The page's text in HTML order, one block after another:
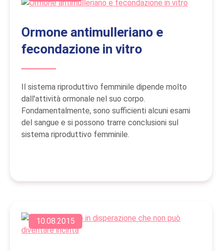
Ormone antimulleriano e
fecondazione in vitro
Il sistema riproduttivo femminile dipende molto
dall'attività ormonale nel suo corpo.
Fondamentalmente, sono sufficienti alcuni esami
del sangue e si possono trarre conclusioni sul
sistema riproduttivo femminile.
10.08.2015